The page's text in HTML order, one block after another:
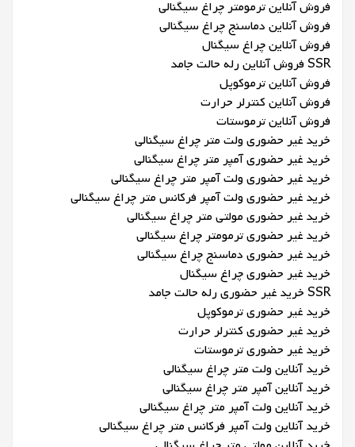
فروش آنلاین ترمومتر چراغ سیگنالی
فروش آنلاین دماسنج چراغ سیگنالی
فروش آنلاین چراغ سیگنال
SSR فروش آنلاین رله حالت جامد
فروش آنلاین ترموکوپل
فروش آنلاین کنترلر حرارت
فروش آنلاین ترموستات
خرید غیر حضوری ولت متر چراغ سیگنالی
خرید غیر حضوری آمپر متر چراغ سیگنالی
خرید غیر حضوری ولت آمپر متر چراغ سیگنالی
خرید غیر حضوری ولت آمپر فرکانس متر چراغ سیگنالی
خرید غیر حضوری مولتی متر چراغ سیگنالی
خرید غیر حضوری ترمومتر چراغ سیگنالی
خرید غیر حضوری دماسنج چراغ سیگنالی
خرید غیر حضوری چراغ سیگنال
SSR خرید غیر حضوری رله حالت جامد
خرید غیر حضوری ترموکوپل
خرید غیر حضوری کنترلر حرارت
خرید غیر حضوری ترموستات
خرید آنلاین ولت متر چراغ سیگنالی
خرید آنلاین آمپر متر چراغ سیگنالی
خرید آنلاین ولت آمپر متر چراغ سیگنالی
خرید آنلاین ولت آمپر فرکانس متر چراغ سیگنالی